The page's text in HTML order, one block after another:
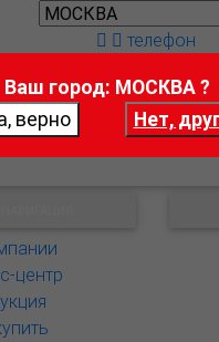
Поможем выбрать
телефон
центр
Ваш город: МОСКВА ?